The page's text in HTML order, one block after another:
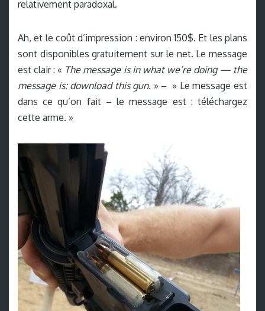
relativement paradoxal.
Ah, et le coût d’impression : environ 150$. Et les plans
sont disponibles gratuitement sur le net. Le message
est clair : « The message is in what we’re doing — the
message is: download this gun. » – » Le message est
dans ce qu’on fait – le message est : téléchargez
cette arme. »